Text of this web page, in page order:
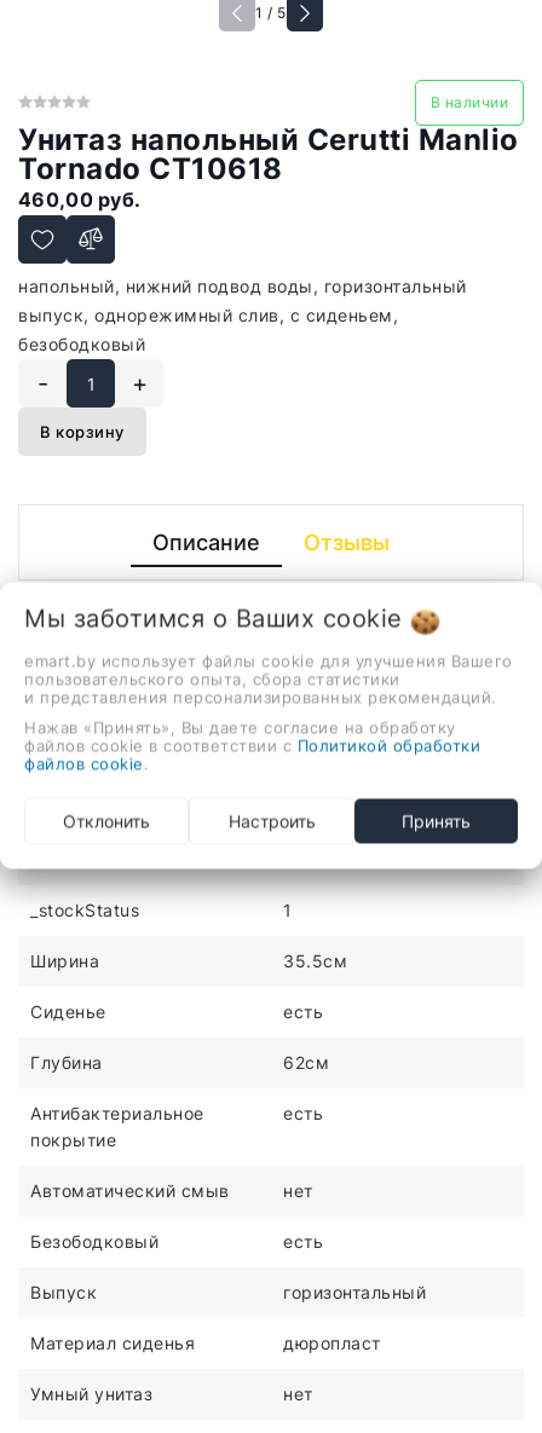
1 / 5
В наличии
Унитаз напольный Cerutti Manlio
Tornado CT10618
460,00 руб.
напольный, нижний подвод воды, горизонтальный
выпуск, однорежимный слив, с сиденьем,
безободковый
- +
В корзину
Описание Отзывы
выпуск, однорежимный слив, с сиденьем,
безободковый
ХАРАКТЕРИСТИКИ
Монтаж напольный
_stockStatus 1
Ширина 35.5см
Сиденье есть
Глубина 62см
Антибактериальное
покрытие
есть
Автоматический смыв нет
Безободковый есть
Выпуск горизонтальный
Материал сиденья дюропласт
Умный унитаз нет
Мы заботимся о Ваших cookie
emart.by использует файлы cookie для улучшения Вашего
пользовательского опыта, сбора статистики
и представления персонализированных рекомендаций.
Нажав «Принять», Вы даете согласие на обработку
файлов cookie в соответствии с Политикой обработки
файлов cookie.
Отклонить Настроить Принять